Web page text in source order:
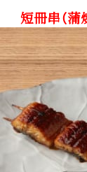
短冊串（蒲